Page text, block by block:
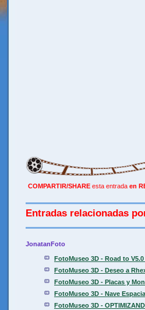
COMPARTIR/SHARE esta entrada en
Entradas relacionadas
JonatanFoto
FotoMuseo 3D - Road to
FotoMuseo 3D - Deseo a
FotoMuseo 3D - Placas y
FotoMuseo 3D - Nave
FotoMuseo 3D -